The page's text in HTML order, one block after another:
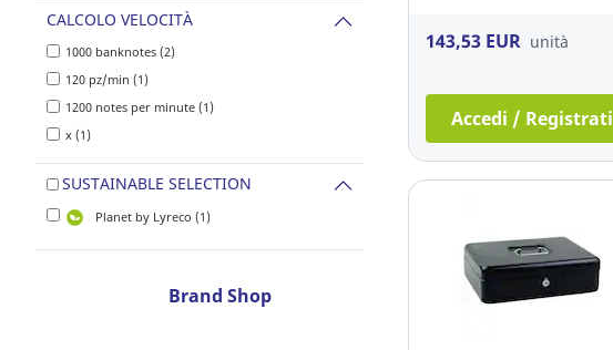
CALCOLO VELOCITÀ
1000 banknotes (2)
120 pz/min (1)
1200 notes per minute (1)
x (1)
SUSTAINABLE SELECTION
Planet by Lyreco (1)
Brand Shop
143,53 EUR unità
Accedi / Registrati